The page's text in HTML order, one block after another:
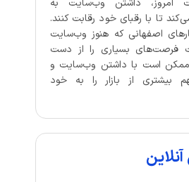
امروز، داشتن وب‌سایت به
تا با رقبای خود رقابت کنند.
اصفهانی که هنوز وب‌سایت
فرصت‌های بسیاری را از دست
ممکن است با داشتن وب‌سایت و
بیشتری از بازار را به خود